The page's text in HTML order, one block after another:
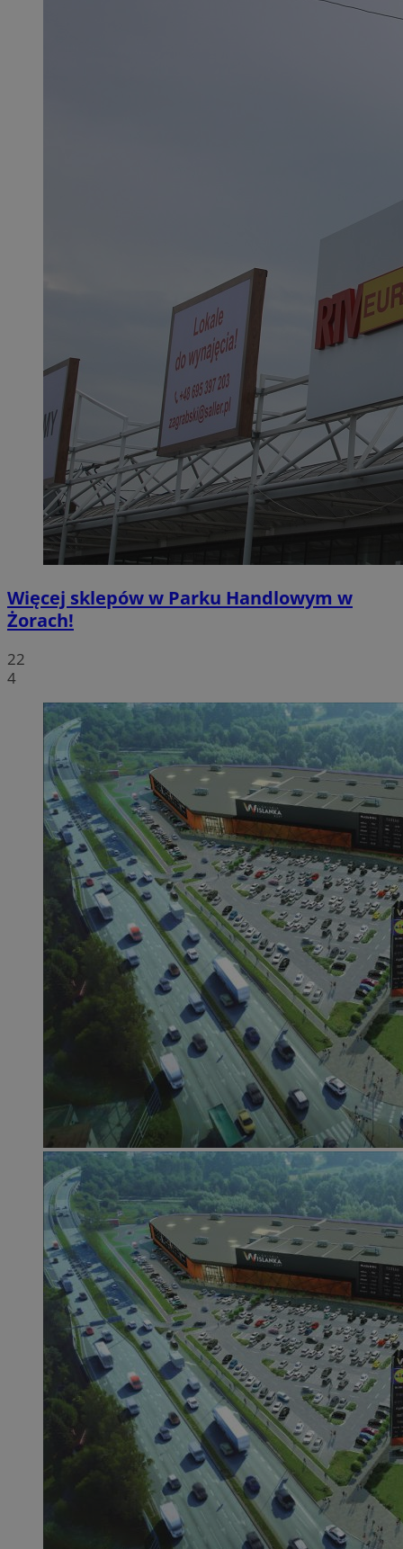
Więcej sklepów w Parku Handlowym w
Żorach!
22
4